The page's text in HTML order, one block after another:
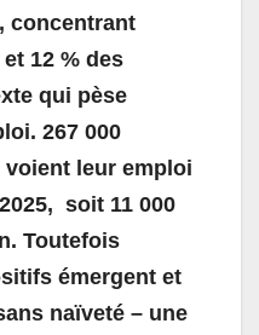
concentrant
12 % des
qui pèse
267 000
leur emploi
soit 11 000
Toutefois
émergent et
naïveté – une